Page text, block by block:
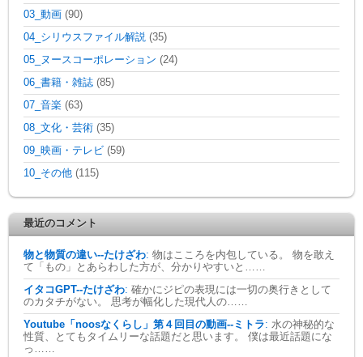
03_動画 (90)
04_シリウスファイル解説 (35)
05_ヌースコーポレーション (24)
06_書籍・雑誌 (85)
07_音楽 (63)
08_文化・芸術 (35)
09_映画・テレビ (59)
10_その他 (115)
最近のコメント
物と物質の違い--たけざわ: 物はこころを内包している。 物を敢え
て「もの」とあらわした方が、分かりやすいと……
イタコGPT--たけざわ: 確かにジピの表現には一切の奥行きとして
のカタチがない。 思考が幅化した現代人の……
Youtube「noosなくらし」第４回目の動画--ミトラ: 水の神秘的な
性質、とてもタイムリーな話題だと思います。 僕は最近話題にな
っ……